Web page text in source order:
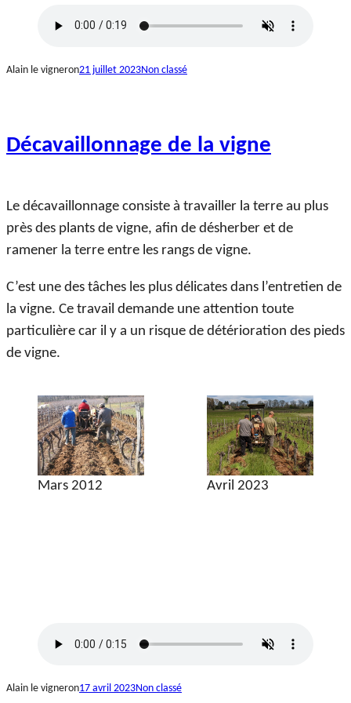
Alain le vigneron21 juillet 2023Non classé
Décavaillonnage de la vigne
Le décavaillonnage consiste à travailler la terre au plus
près des plants de vigne, afin de désherber et de
ramener la terre entre les rangs de vigne.
C’est une des tâches les plus délicates dans l’entretien de
la vigne. Ce travail demande une attention toute
particulière car il y a un risque de détérioration des pieds
de vigne.
Mars 2012 Avril 2023
Alain le vigneron17 avril 2023Non classé